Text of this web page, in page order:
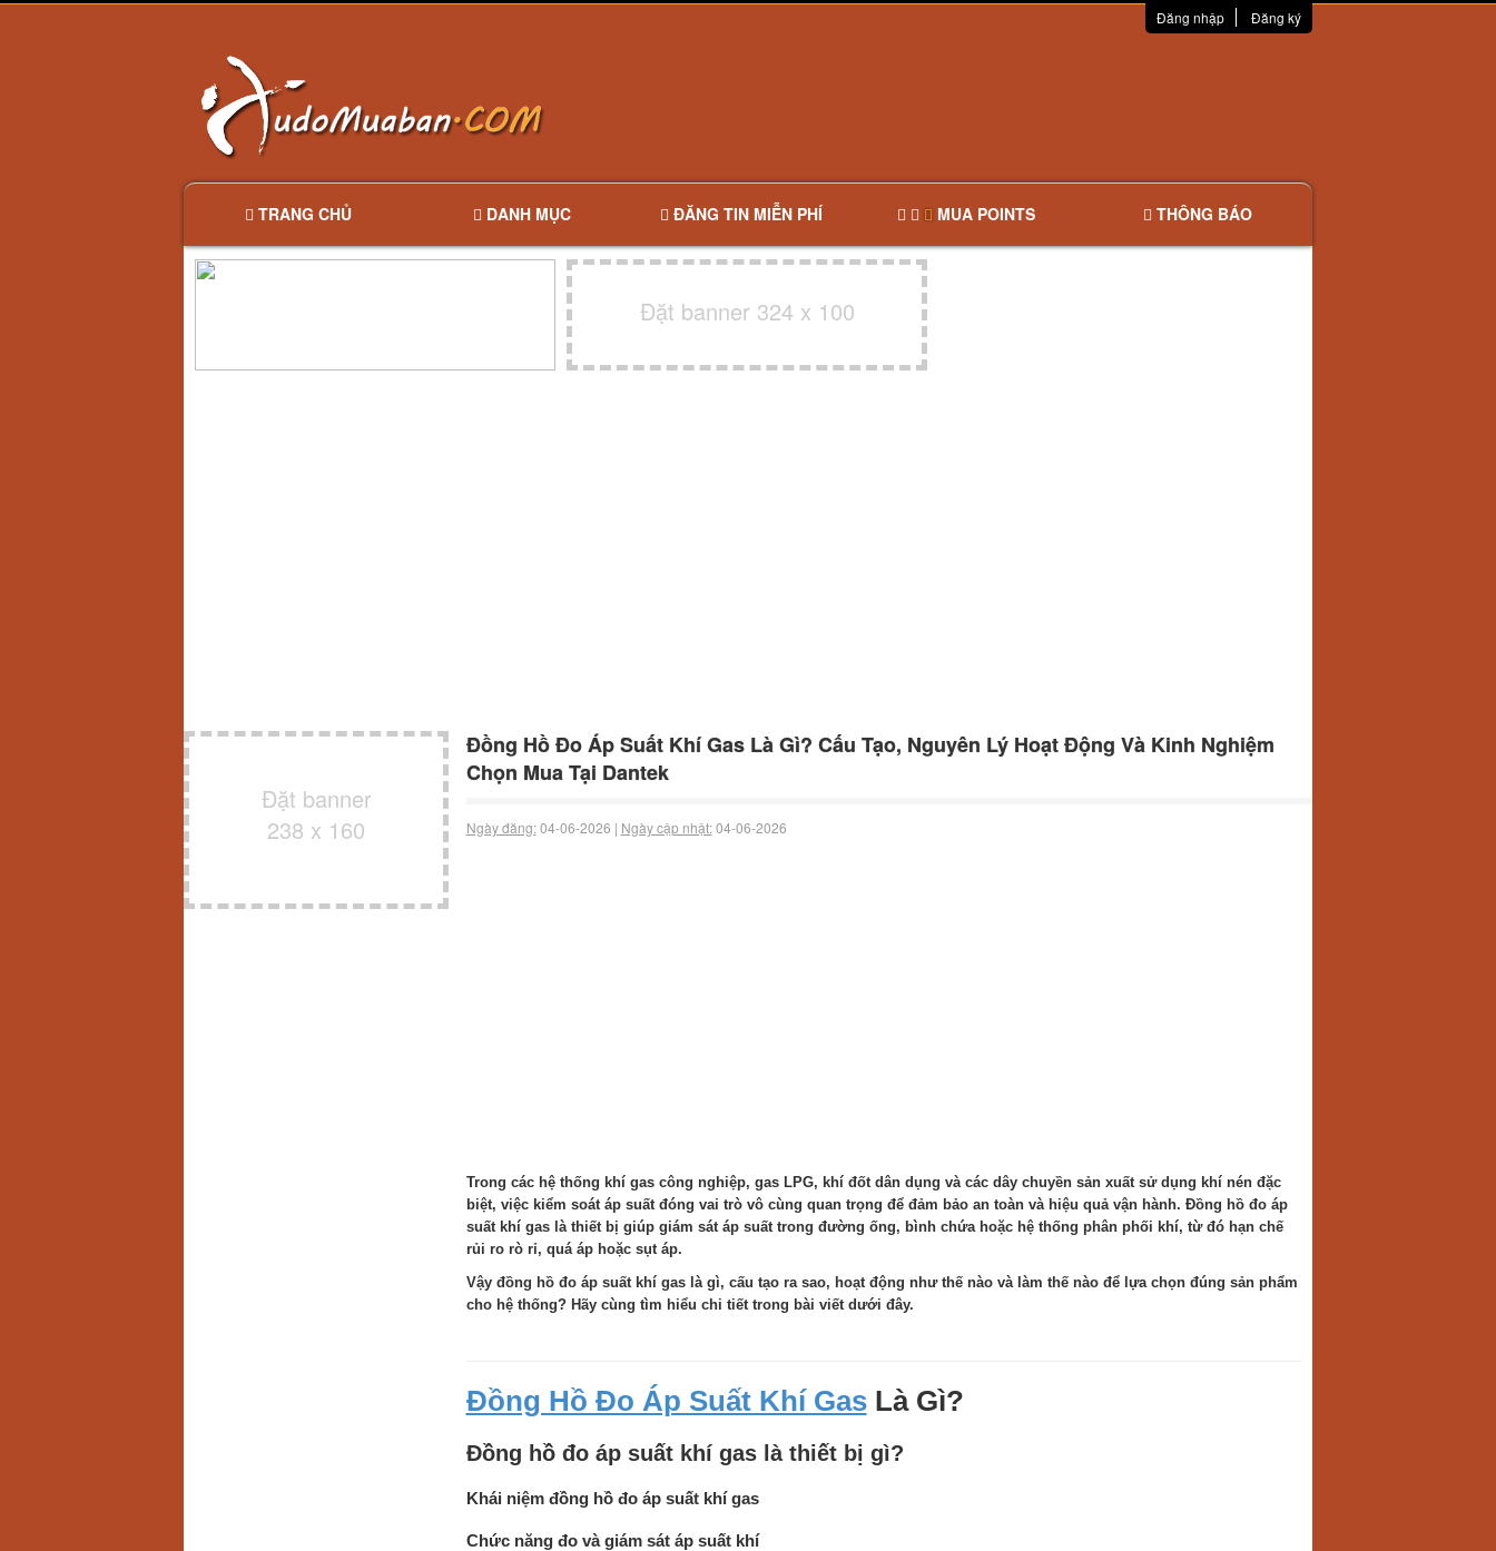
Đăng nhập Đăng ký
TRANG CHỦ DANH MỤC ĐĂNG TIN MIỄN PHÍ MUA POINTS THÔNG BÁO
Đặt banner 324 x 100
Đặt banner
238 x 160
Đồng Hồ Đo Áp Suất Khí Gas Là Gì? Cấu Tạo, Nguyên Lý Hoạt Động Và Kinh Nghiệm
Chọn Mua Tại Dantek
Ngày đăng:04-06-2026 | Ngày cập nhật:04-06-2026
Trong các hệ thống khí gas công nghiệp, gas LPG, khí đốt dân dụng và các dây chuyền sản xuất sử dụng khí nén đặc
biệt, việc kiểm soát áp suất đóng vai trò vô cùng quan trọng để đảm bảo an toàn và hiệu quả vận hành. Đồng hồ đo áp
suất khí gas là thiết bị giúp giám sát áp suất trong đường ống, bình chứa hoặc hệ thống phân phối khí, từ đó hạn chế
rủi ro rò rỉ, quá áp hoặc sụt áp.
Vậy đồng hồ đo áp suất khí gas là gì, cấu tạo ra sao, hoạt động như thế nào và làm thế nào để lựa chọn đúng sản phẩm
cho hệ thống? Hãy cùng tìm hiểu chi tiết trong bài viết dưới đây.
Đồng Hồ Đo Áp Suất Khí GasLà Gì?
Đồng hồ đo áp suất khí gas là thiết bị gì?
Khái niệm đồng hồ đo áp suất khí gas
Chức năng đo và giám sát áp suất khí